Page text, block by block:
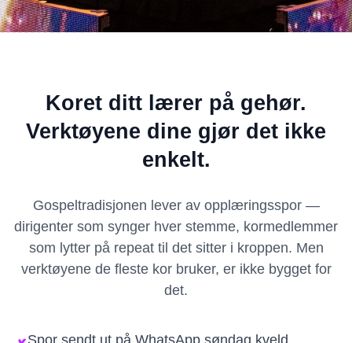
Koret ditt lærer på gehør.
Verktøyene dine gjør det ikke
enkelt.
Gospeltradisjonen lever av opplæringsspor —
dirigenter som synger hver stemme, kormedlemmer
som lytter på repeat til det sitter i kroppen. Men
verktøyene de fleste kor bruker, er ikke bygget for
det.
Spor sendt ut på WhatsApp søndag kveld,